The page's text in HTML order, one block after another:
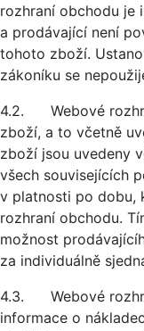
rozhraní obchodu je
a prodávající není
tohoto zboží.
zákoníku se
4.2. Webové
zboží, a to včetně
zboží jsou uvedeny
všech souvisejících
v platnosti po dobu,
rozhraní obchodu.
možnost
za individuálně
4.3. Webové
informace o